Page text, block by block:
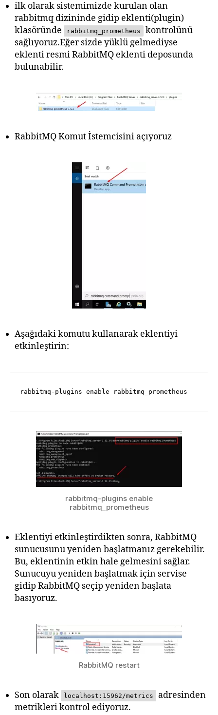
ilk olarak sistemimizde kurulan olan
rabbitmq dizininde gidip eklenti(plugin)
klasöründe
rabbitmq_prometheus
kontrolünü
sağlıyoruz.Eğer sizde yüklü gelmediyse
eklenti resmi RabbitMQ eklenti deposunda
bulunabilir.
RabbitMQ Komut İstemcisini açıyoruz
Aşağıdaki komutu kullanarak eklentiyi
etkinleştirin:
rabbitmq-plugins enable rabbitmq_prometheus
rabbitmq-plugins enable
rabbitmq_prometheus
Eklentiyi etkinleştirdikten sonra, RabbitMQ
sunucusunu yeniden başlatmanız gerekebilir.
Bu, eklentinin etkin hale gelmesini sağlar.
Sunucuyu yeniden başlatmak için servise
gidip RabbitMQ seçip yeniden başlata
basıyoruz.
RabbitMQ restart
Son olarak localhost:15962/metrics
adresinden
metrikleri kontrol ediyoruz.